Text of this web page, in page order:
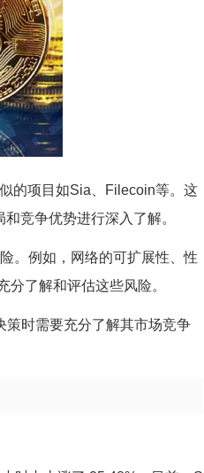
的项目如Sia、Filecoin等。这
竞争优势进行深入了解。
。例如，网络的可扩展性、性
了解和评估这些风险。
策时需要充分了解其市场竞争